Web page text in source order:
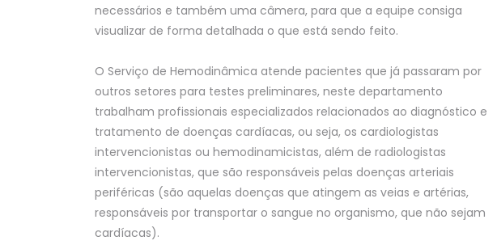
necessários e também uma câmera, para que a equipe consiga
visualizar de forma detalhada o que está sendo feito.
O Serviço de Hemodinâmica atende pacientes que já passaram por
outros setores para testes preliminares, neste departamento
trabalham profissionais especializados relacionados ao diagnóstico e
tratamento de doenças cardíacas, ou seja, os cardiologistas
intervencionistas ou hemodinamicistas, além de radiologistas
intervencionistas, que são responsáveis pelas doenças arteriais
periféricas (são aquelas doenças que atingem as veias e artérias,
responsáveis por transportar o sangue no organismo, que não sejam
cardíacas).